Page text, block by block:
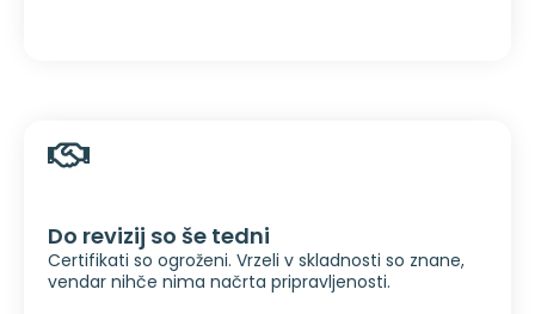
Do revizij so še tedni
Certifikati so ogroženi. Vrzeli v skladnosti so znane,
vendar nihče nima načrta pripravljenosti.